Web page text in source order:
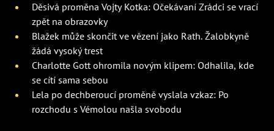
Děsivá proměna Vojty Kotka: Očekávaní Zrádci se vrací
zpět na obrazovky
Blažek může skončit ve vězení jako Rath. Žalobkyně
žádá vysoký trest
Charlotte Gott ohromila novým klipem: Odhalila, kde
se cítí sama sebou
Lela po dechberoucí proměně vyslala vzkaz: Po
rozchodu s Vémolou našla svobodu